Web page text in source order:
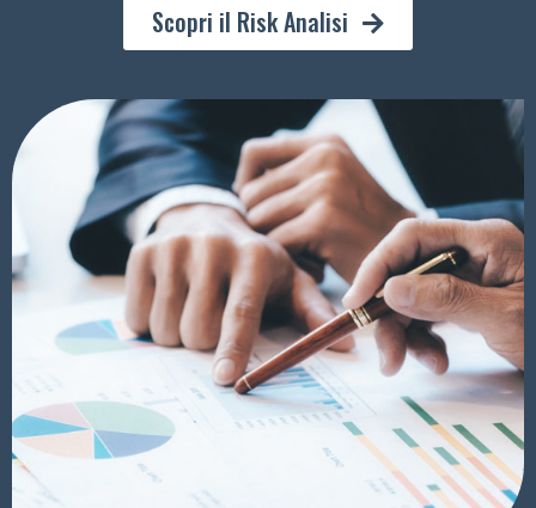
Scopri il Risk Analisi